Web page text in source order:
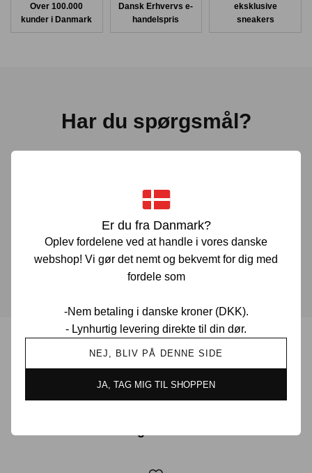
Er du fra Danmark?
Oplev fordelene ved at handle i vores danske
webshop! Vi gør det nemt og bekvemt for dig med
fordele som
-Nem betaling i danske kroner (DKK).
- Lynhurtig levering direkte til din dør.
NEJ, BLIV PÅ DENNE SIDE
JA, TAG MIG TIL SHOPPEN
Over 100.000
kunder i Danmark
Dansk Erhvervs e-
handelspris
eksklusive
sneakers
Har du spørgsmål?
gennem linket herunder og vi vender tilbage til dig hurtigst
muligt.
KONTAKT OS